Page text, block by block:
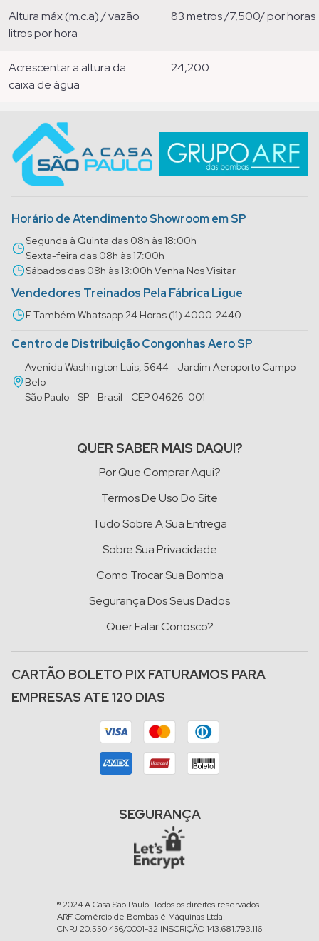
altura máx (m.c.a) / vazão
litros por hora
83 metros /7,500/ por horas
acrescentar a altura da
caixa de água
24,200
Horário de Atendimento Showroom em SP
Segunda à Quinta das 08h às 18:00h
Sexta-feira das 08h às 17:00h
Sábados das 08h às 13:00h Venha Nos Visitar
Vendedores Treinados Pela Fábrica Ligue
E Também Whatsapp 24 Horas (11) 4000-2440
Centro de Distribuição Congonhas Aero SP
Avenida Washington Luis, 5644 - Jardim Aeroporto Campo
Belo
São Paulo - SP - Brasil - CEP 04626-001
QUER SABER MAIS DAQUI?
Por Que Comprar Aqui?
Termos De Uso Do Site
Tudo Sobre A Sua Entrega
Sobre Sua Privacidade
Como Trocar Sua Bomba
Segurança Dos Seus Dados
Quer Falar Conosco?
CARTÃO BOLETO PIX FATURAMOS PARA
EMPRESAS ATE 120 DIAS
SEGURANÇA
® 2024 A Casa São Paulo. Todos os direitos reservados.
ARF Comércio de Bombas é Máquinas Ltda.
CNPJ 20.550.456/0001-32 INSCRIÇÃO 143.681.793.116